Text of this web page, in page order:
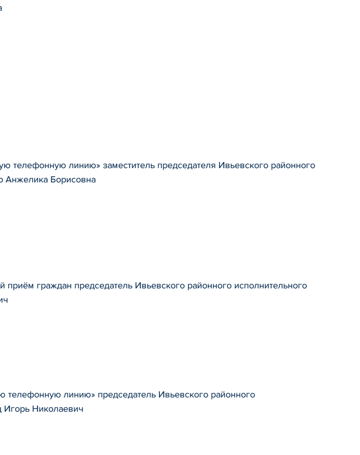
телефонную линию» заместитель председателя Ивьевского районного
Анжелика Борисовна
приём граждан председатель Ивьевского районного исполнительного
телефонную линию» председатель Ивьевского районного
Игорь Николаевич